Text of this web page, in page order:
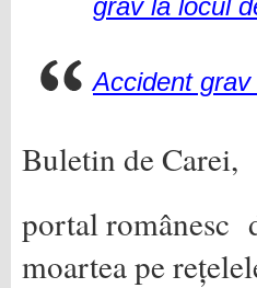
grav la locul
Accident
Buletin de Carei,
portal românesc
moartea pe